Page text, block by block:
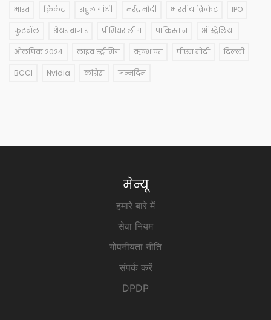
भारत क्रिकेट राहुल गांधी नरेंद्र मोदी भारतीय क्रिकेट IPO
फुटबॉल शेयर बाजार प्रीमियर लीग पाकिस्तान ऑस्ट्रेलिया
ओलंपिक 2024 लाइव स्ट्रीमिंग ऋषभ पंत पीएम मोदी दिल्ली
BCCI Nvidia कांग्रेस जन्मदिन
मेन्यू
हमारे बारे में
सेवा नियम
गोपनीयता नीति
संपर्क करें
DPDP